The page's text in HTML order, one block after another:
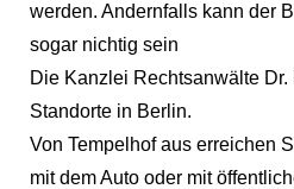
werden. Andernfalls kann der
sogar nichtig sein
Die Kanzlei Rechtsanwälte
Standorte in Berlin.
Von Tempelhof aus erreichen
mit dem Auto oder mit